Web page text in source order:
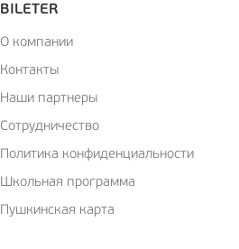
BILETER
О компании
Контакты
Наши партнеры
Сотрудничество
Политика конфиденциальности
Школьная программа
Пушкинская карта